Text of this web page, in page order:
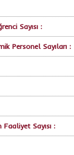
Sayısı :
Personel Sayıları :
Sayısı :